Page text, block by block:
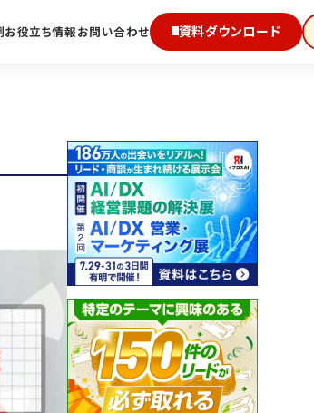
お役立ち情報お問い合わせ 資料ダウンロード